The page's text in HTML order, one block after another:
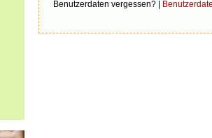
Benutzerdaten vergessen? |